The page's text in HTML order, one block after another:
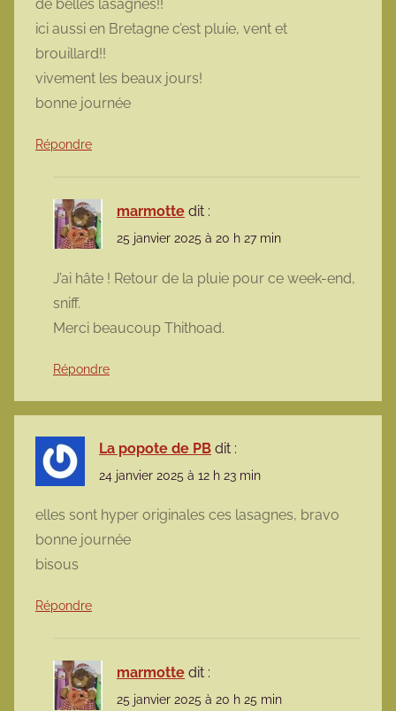
de belles lasagnes!!
ici aussi en Bretagne c’est pluie, vent et
brouillard!!
vivement les beaux jours!
bonne journée
Répondre
marmotte dit :
25 janvier 2025 à 20 h 27 min
J’ai hâte ! Retour de la pluie pour ce week-end,
sniff.
Merci beaucoup Thithoad.
Répondre
La popote de PB dit :
24 janvier 2025 à 12 h 23 min
elles sont hyper originales ces lasagnes, bravo
bonne journée
bisous
Répondre
marmotte dit :
25 janvier 2025 à 20 h 25 min